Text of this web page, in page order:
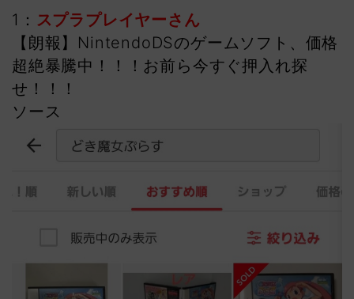
1： スプラプレイヤーさん
【朗報】NintendoDSのゲームソフト、価格
超絶暴騰中！！！お前ら今すぐ押入れ探
せ！！！
ソース